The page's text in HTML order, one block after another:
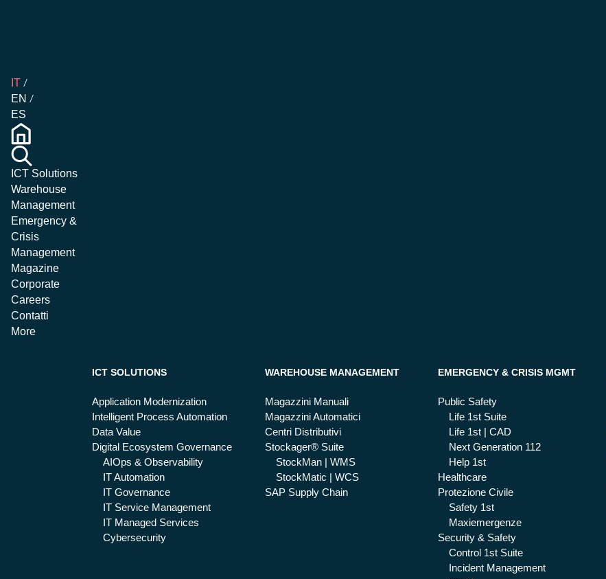
IT
EN
ES
ICT Solutions
Warehouse
Management
Emergency &
Crisis
Management
Magazine
Corporate
Careers
Contatti
More
ICT SOLUTIONS
Application Modernization
Intelligent Process Automation
Data Value
Digital Ecosystem Governance
AIOps & Observability
IT Automation
IT Governance
IT Service Management
IT Managed Services
Cybersecurity
WAREHOUSE MANAGEMENT
Magazzini Manuali
Magazzini Automatici
Centri Distributivi
Stockager® Suite
StockMan | WMS
StockMatic | WCS
SAP Supply Chain
EMERGENCY & CRISIS MGMT
Public Safety
Life 1st Suite
Life 1st | CAD
Next Generation 112
Help 1st
Healthcare
Protezione Civile
Safety 1st
Maxiemergenze
Security & Safety
Control 1st Suite
Incident Management